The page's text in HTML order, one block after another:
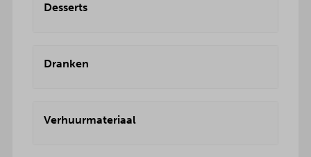
Desserts
Dranken
Verhuurmateriaal